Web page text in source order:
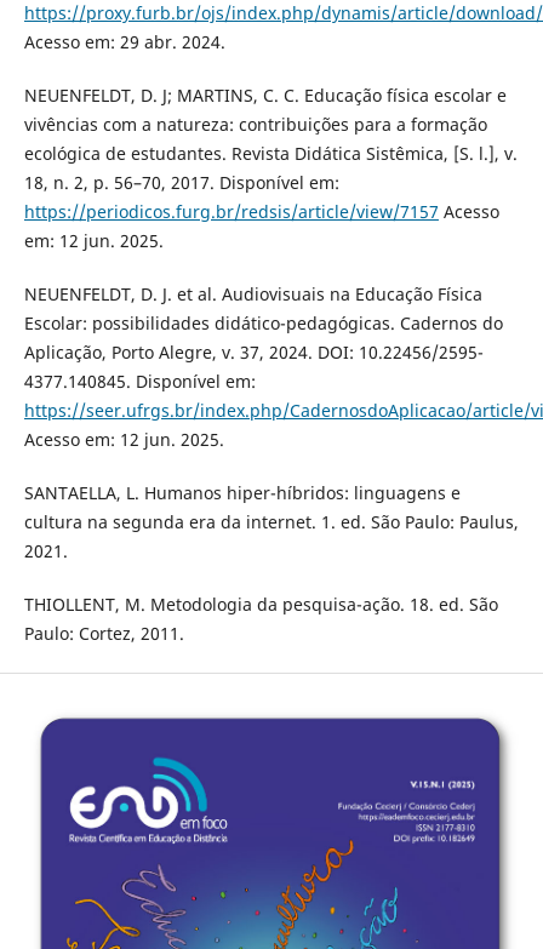
https://proxy.furb.br/ojs/index.php/dynamis/article/
Acesso em: 29 abr. 2024.
NEUENFELDT, D. J; MARTINS, C. C. Educação física escolar e
vivências com a natureza: contribuições para a formação
ecológica de estudantes. Revista Didática Sistêmica, [S. l.], v.
18, n. 2, p. 56–70, 2017. Disponível em:
https://periodicos.furg.br/redsis/article/view/7157 Acesso
em: 12 jun. 2025.
NEUENFELDT, D. J. et al. Audiovisuais na Educação Física
Escolar: possibilidades didático-pedagógicas. Cadernos do
Aplicação, Porto Alegre, v. 37, 2024. DOI: 10.22456/2595-
4377.140845. Disponível em:
https://seer.ufrgs.br/index.php/CadernosdoAplicacao/article/
Acesso em: 12 jun. 2025.
SANTAELLA, L. Humanos hiper-híbridos: linguagens e
cultura na segunda era da internet. 1. ed. São Paulo: Paulus,
2021.
THIOLLENT, M. Metodologia da pesquisa-ação. 18. ed. São
Paulo: Cortez, 2011.